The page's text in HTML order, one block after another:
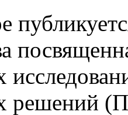
решений